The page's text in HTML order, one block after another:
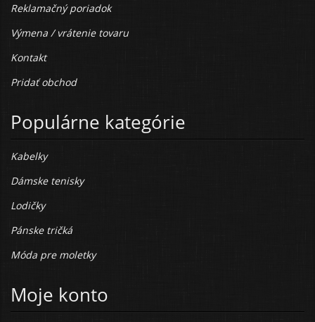
Reklamačný poriadok
Výmena / vrátenie tovaru
Kontakt
Pridať obchod
Populárne kategórie
Kabelky
Dámske tenisky
Lodičky
Pánske tričká
Móda pre moletky
Moje konto